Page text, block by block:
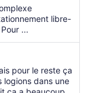
par
nuit
du 2
sept.
sept.
libre-
...
pour le reste ça
logions dans une